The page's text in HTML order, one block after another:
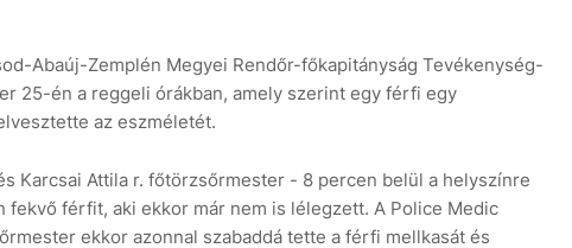
Abaúj-Zemplén Megyei Rendőr-főkapitányság Tevékenység-
25-én a reggeli órákban, amely szerint egy férfi egy
az eszméletét.
Karcsai Attila r. főtörzsőrmester - 8 percen belül a helyszínre
fekvő férfit, aki ekkor már nem is lélegzett. A Police Medic
ekkor azonnal szabaddá tette a férfi mellkasát és